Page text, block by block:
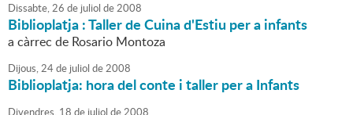
Dissabte,26 de juliol de2008
Biblioplatja : Taller de Cuina d'Estiu per a infants
a càrrec de Rosario Montoza
Dijous,24de juliol de2008
Biblioplatja: hora del conte i taller per a Infants
Divendres, 18 de juliol de2008